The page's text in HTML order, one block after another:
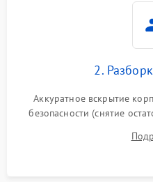
2.
Аккуратное вскрытие
безопасности (снятие
и кистей для